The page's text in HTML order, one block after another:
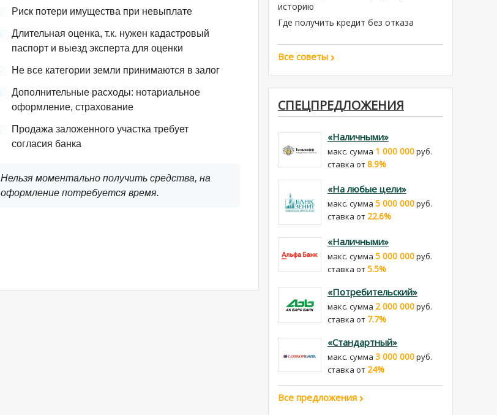
Риск потери имущества при невыплате
Длительная оценка, т.к. нужен кадастровый
паспорт и выезд эксперта для оценки
Не все категории земли принимаются в залог
Дополнительные расходы: нотариальное
оформление, страхование
Продажа заложенного участка требует
согласия банка
Нельзя моментально получить средства, на
оформление потребуется время.
историю
Где получить кредит без отказа
Все советы
СПЕЦПРЕДЛОЖЕНИЯ
«Наличными»
макс. сумма 1 000 000руб.
cтавка от8.9%
«На любые цели»
макс. сумма 5 000 000руб.
cтавка от 22.6%
«Наличными»
макс. сумма 5 000 000руб.
cтавка от5.5%
«Потребительский»
макс. сумма 2 000 000руб.
cтавка от 7.7%
«Стандартный»
макс. сумма 3 000 000руб.
cтавка от 24%
Все предложения